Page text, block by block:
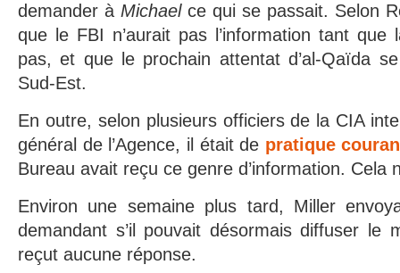
demander à Michael ce qui se passait. Selon
que le FBI n’aurait pas l’information tant
pas, et que le prochain attentat d’al-Qaïda
Sud-Est.
En outre, selon plusieurs officiers de la CIA
général de l’Agence, il était de pratique
Bureau avait reçu ce genre d’information. Cela
Environ une semaine plus tard, Miller
demandant s’il pouvait désormais diffuser le
reçut aucune réponse.